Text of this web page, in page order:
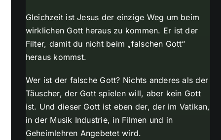
Gleichzeit ist Jesus der einzige Weg um beim
wirklichen Gott heraus zu kommen. Er ist der
Filter, damit du nicht beim „falschen Gott“
heraus kommst.
Wer ist der falsche Gott? Nichts anderes als der
Täuscher, der Gott spielen will, aber kein Gott
ist. Und dieser Gott ist eben der, der im Vatikan,
in der Musik Industrie, in Filmen und in
Geheimlehren Angebetet wird.